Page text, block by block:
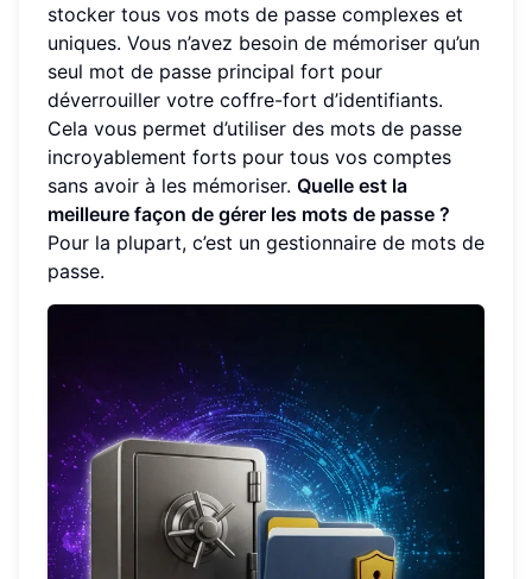
stocker tous vos mots de passe complexes et
uniques. Vous n’avez besoin de mémoriser qu’un
seul mot de passe principal fort pour
déverrouiller votre coffre-fort d’identifiants.
Cela vous permet d’utiliser des mots de passe
incroyablement forts pour tous vos comptes
sans avoir à les mémoriser. Quelle est la
meilleure façon de gérer les mots de passe ?
Pour la plupart, c’est un gestionnaire de mots de
passe.